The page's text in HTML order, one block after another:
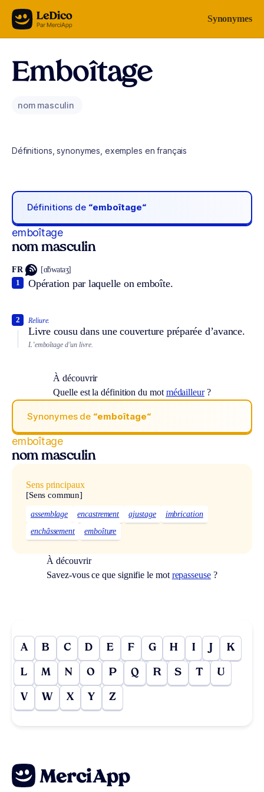
Aller au contenu Synonymes
Emboîtage
nom masculin
Définitions, synonymes, exemples en français
Définitions de “emboîtage“
emboîtage
nom masculin
FR [ɑ̃bwataʒ]
Opération par laquelle on emboîte.
1
Reliure.
Livre cousu dans une couverture préparée d’avance.
2
L’emboîtage d’un livre.
À découvrir
Quelle est la définition du mot médailleur?
Synonymes de “emboîtage“
emboîtage
nom masculin
Sens principaux
[Sens commun]
assemblage encastrement ajustage
imbrication
enchâssement
emboîture
À découvrir
Savez-vous ce que signifie le mot repasseuse?
A B C D E F G H I J K
L M N O P Q R S T U
V W X Y Z